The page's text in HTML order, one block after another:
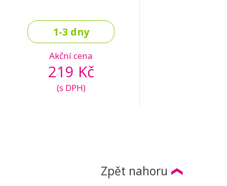
1-3 dny
Akční cena
219 Kč
(s DPH)
Zpět nahoru